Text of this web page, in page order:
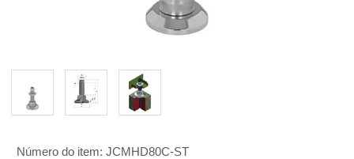
Número do item: JCMHD80C-ST